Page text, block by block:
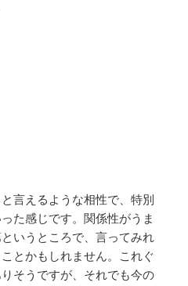
言えるような相性で、特別
た感じです。関係性がうま
いうところで、言ってみれ
とかもしれません。これぐ
そうですが、それでも今の